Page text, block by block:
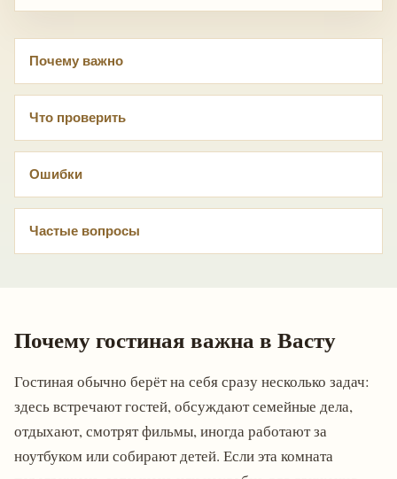
Почему важно
Что проверить
Ошибки
Частые вопросы
Почему гостиная важна в Васту
Гостиная обычно берёт на себя сразу несколько задач:
здесь встречают гостей, обсуждают семейные дела,
отдыхают, смотрят фильмы, иногда работают за
ноутбуком или собирают детей. Если эта комната